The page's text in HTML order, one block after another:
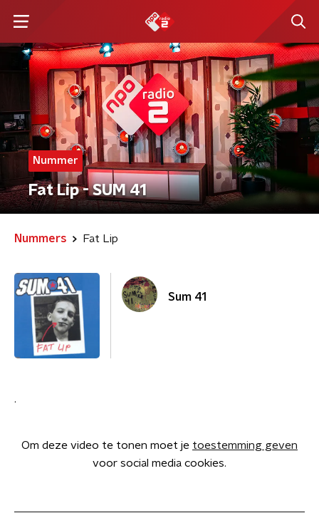
Nummer
Fat Lip - SUM 41
Nummers Fat Lip
Sum 41
.
Om deze video te tonen moet je toestemming geven
voor social media cookies.